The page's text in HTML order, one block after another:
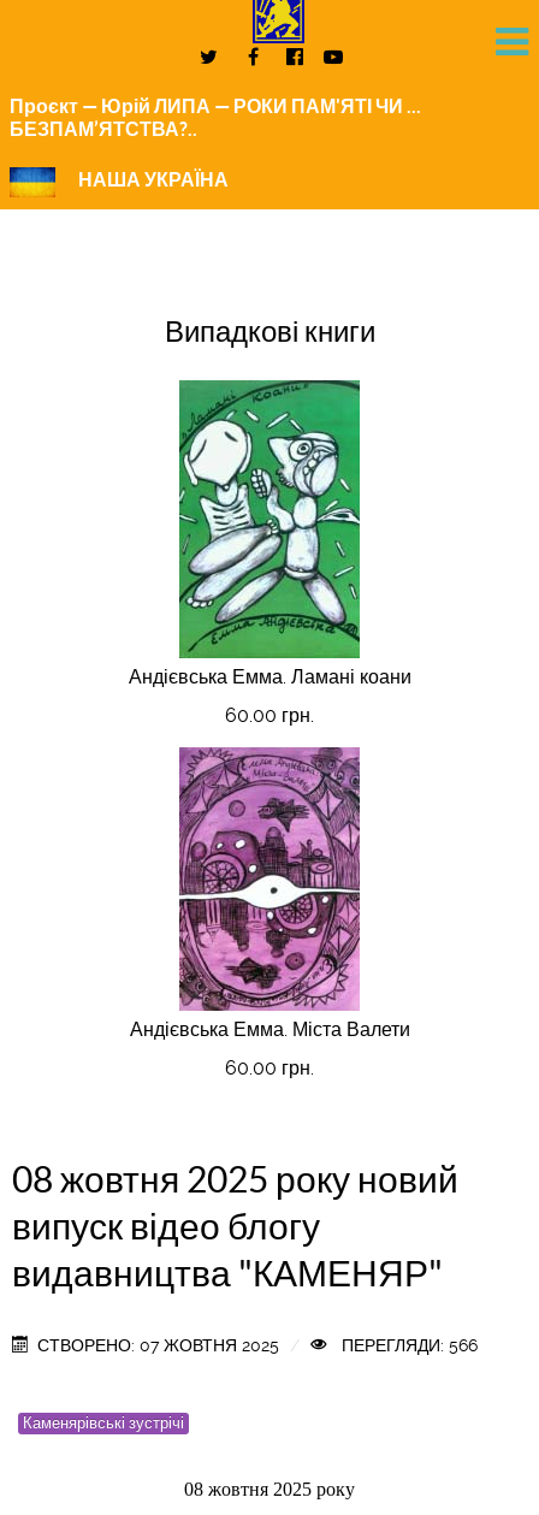
Проєкт — Юрій ЛИПА — РОКИ ПАМ'ЯТІ ЧИ ...
БЕЗПАМ’ЯТСТВА?..
НАША УКРАЇНА
Випадкові книги
Андієвська Емма. Ламані коани
60.00 грн.
Андієвська Емма. Міста Валети
60.00 грн.
08 жовтня 2025 року новий
випуск відео блогу
видавництва "КАМЕНЯР"
СТВОРЕНО: 07 ЖОВТНЯ 2025 ПЕРЕГЛЯДИ: 566
Каменярівські зустрічі
08 жовтня 2025 року